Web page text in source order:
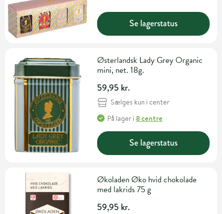
Se lagerstatus
Østerlandsk Lady Grey Organic
mini, net. 18g.
59,95 kr.
Sælges kun i center
På lager i 8 centre
Se lagerstatus
Økoladen Øko hvid chokolade
med lakrids 75 g
59,95 kr.